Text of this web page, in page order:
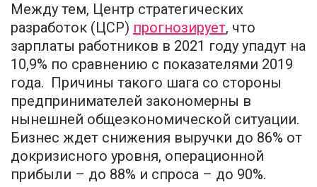
Между тем, Центр стратегических
разработок (ЦСР) прогнозирует, что
зарплаты работников в 2021 году упадут на
10,9% по сравнению с показателями 2019
года. Причины такого шага со стороны
предпринимателей закономерны в
нынешней общеэкономической ситуации.
Бизнес ждет снижения выручки до 86% от
докризисного уровня, операционной
прибыли – до 88% и спроса – до 90%.